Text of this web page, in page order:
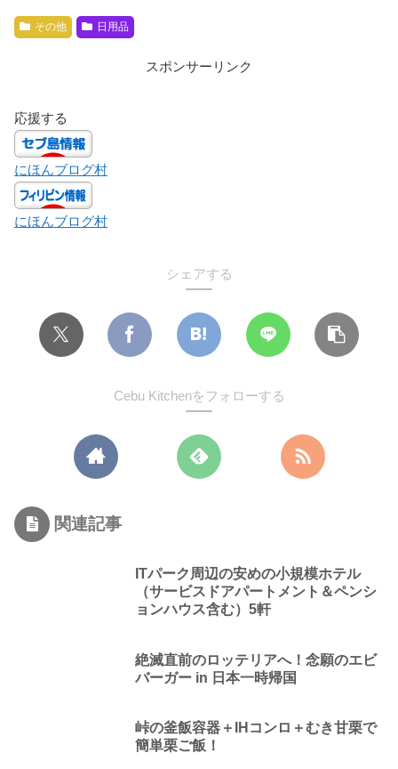
その他 日用品
スポンサーリンク
応援する
にほんブログ村
にほんブログ村
シェアする
Cebu Kitchenをフォローする
関連記事
ITパーク周辺の安めの小規模ホテル
（サービスドアパートメント＆ペンシ
ョンハウス含む）5軒
絶滅直前のロッテリアへ！念願のエビ
バーガー in 日本一時帰国
峠の釜飯容器＋IHコンロ＋むき甘栗で
簡単栗ご飯！